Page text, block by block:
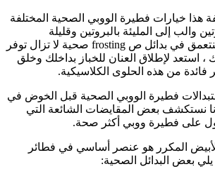
خيارات فطيرة الووبي الصحية المختلفة
والب إلى المليئة بالبروتين وقليلة
الكربوهيدرات. كما سنتعمق في بدائل ص frosting صحية لا تزال توفر
، استعد لإطلاق العنان للخباز بداخلك وخلق
من هذه الحلوى الكلاسيكية.
فطيرة الووبي الصحية قبل الخوض في
نستكشف بعض المقايضات الشائعة التي
على فطيرة ووبي أكثر صحة.
المكرر هو عنصر أساسي في فطائر
يلي بعض البدائل الصحية: